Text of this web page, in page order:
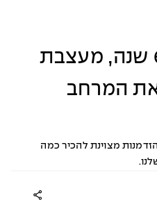
במשך יותר מ-60 שנה, מעצבת
המרחב
הזדמנות מצוינת להכיר כמה